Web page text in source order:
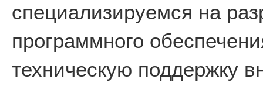
специализируемся на
программного
техническую поддержку